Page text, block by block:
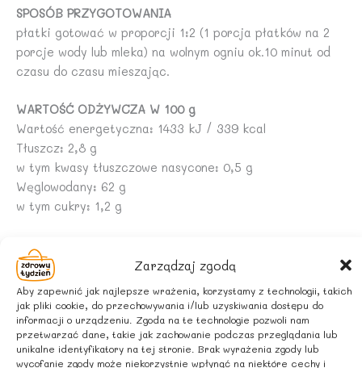
Zarządzaj zgodą
Aby zapewnić jak najlepsze wrażenia, korzystamy z technologii, takich
jak pliki cookie, do przechowywania i/lub uzyskiwania dostępu do
informacji o urządzeniu. Zgoda na te technologie pozwoli nam
przetwarzać dane, takie jak zachowanie podczas przeglądania lub
unikalne identyfikatory na tej stronie. Brak wyrażenia zgody lub
wycofanie zgody może niekorzystnie wpłynąć na niektóre cechy i
SPOSÓB PRZYGOTOWANIA
płatki gotować w proporcji 1:2 (1 porcja płatków na 2
porcje wody lub mleka) na wolnym ogniu ok.10 minut od
czasu do czasu mieszając.
WARTOŚĆ ODŻYWCZA W 100 g
Wartość energetyczna: 1433 kJ / 339 kcal
Tłuszcz: 2,8 g
w tym kwasy tłuszczowe nasycone: 0,5 g
Węglowodany: 62 g
w tym cukry: 1,2 g
Białko: 11 g
Sól: 0,01 g
INFORMACJA ALERGENNA
Produkt może zawierać alergeny: orzeszki ziemne,
orzechy, sezam, soję.